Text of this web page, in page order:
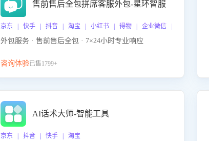
售前售后全包拼席客服外包-星环智服
京东 | 快手 | 抖音 | 淘宝 | 小红书 | 得物 | 企业微信 | 跨平台
外包服务 · 售前售后全包 · 7×24小时专业响应
咨询体验已售1799+
AI话术大师-智能工具
京东 | 抖音 | 快手 | 淘宝